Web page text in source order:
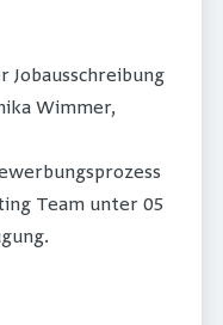
Jobausschreibung
Wimmer,
Team unter 05